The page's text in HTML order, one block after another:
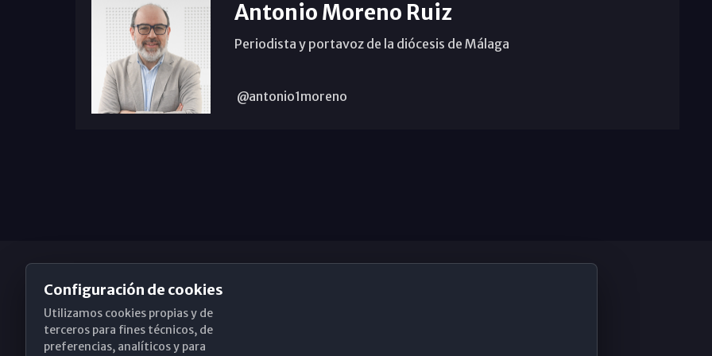
Antonio Moreno Ruiz
Periodista y portavoz de la diócesis de Málaga
@antonio1moreno
Obispado de Málaga
Configuración de cookies
Utilizamos cookies propias y de
terceros para fines técnicos, de
preferencias, analíticos y para